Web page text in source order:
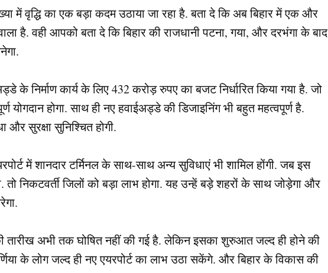
में वृद्धि का एक बड़ा कदम उठाया जा रहा है. बता दे कि अब बिहार में एक और
है. वही आपको बता दे कि बिहार की राजधानी पटना, गया, और दरभंगा के बाद
के निर्माण कार्य के लिए 432 करोड़ रुपए का बजट निर्धारित किया गया है. जो
योगदान होगा. साथ ही नए हवाईअड्डे की डिजाइनिंग भी बहुत महत्वपूर्ण है.
और सुरक्षा सुनिश्चित होगी.
में शानदार टर्मिनल के साथ-साथ अन्य सुविधाएं भी शामिल होंगी. जब इस
तो निकटवर्ती जिलों को बड़ा लाभ होगा. यह उन्हें बड़े शहरों के साथ जोड़ेगा और
की तारीख अभी तक घोषित नहीं की गई है. लेकिन इसका शुरुआत जल्द ही होने की
के लोग जल्द ही नए एयरपोर्ट का लाभ उठा सकेंगे. और बिहार के विकास की